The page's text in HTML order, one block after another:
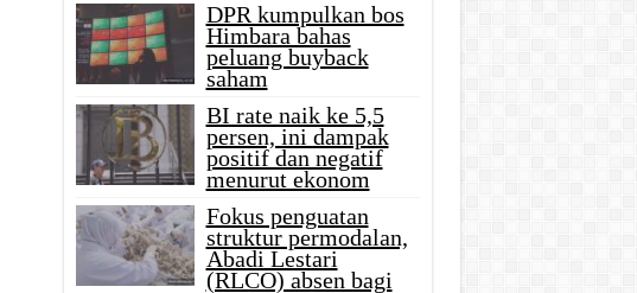
DPR kumpulkan bos
Himbara bahas
peluang buyback
saham
BI rate naik ke 5,5
persen, ini dampak
positif dan negatif
menurut ekonom
Fokus penguatan
struktur permodalan,
Abadi Lestari
(RLCO) absen bagi